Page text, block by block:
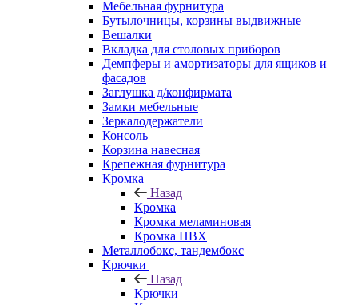
Мебельная фурнитура
Бутылочницы, корзины выдвижные
Вешалки
Вкладка для столовых приборов
Демпферы и амортизаторы для ящиков и
фасадов
Заглушка д/конфирмата
Замки мебельные
Зеркалодержатели
Консоль
Корзина навесная
Крепежная фурнитура
Кромка
Назад
Кромка
Кромка меламиновая
Кромка ПВХ
Металлобокс, тандембокс
Крючки
Назад
Крючки